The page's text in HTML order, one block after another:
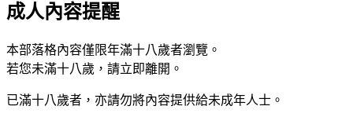
成人內容提醒
本部落格內容僅限年滿十八歲者瀏覽。
若您未滿十八歲，請立即離開。
已滿十八歲者，亦請勿將內容提供給未成年人士。